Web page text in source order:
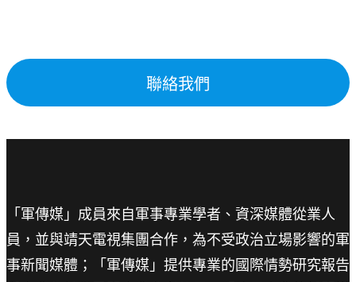
聯絡我們
「軍傳媒」成員來自軍事專業學者、資深媒體從業人
員，並與靖天電視集團合作，為不受政治立場影響的軍
事新聞媒體；「軍傳媒」提供專業的國際情勢研究報告